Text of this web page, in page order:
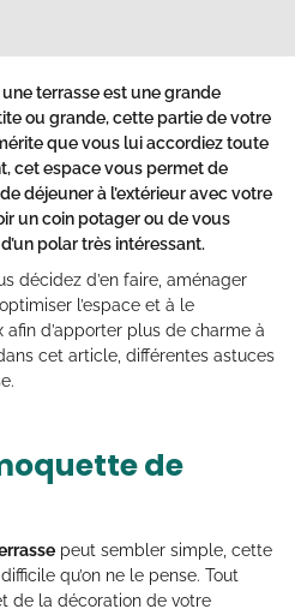
terrasse est une grande
ou grande, cette partie de votre
que vous lui accordiez toute
cet espace vous permet de
déjeuner à l’extérieur avec votre
un coin potager ou de vous
polar très intéressant.
décidez d’en faire, aménager
l’espace et à le
d’apporter plus de charme à
cet article, différentes astuces
de
peut sembler simple, cette
qu’on ne le pense. Tout
de la décoration de votre